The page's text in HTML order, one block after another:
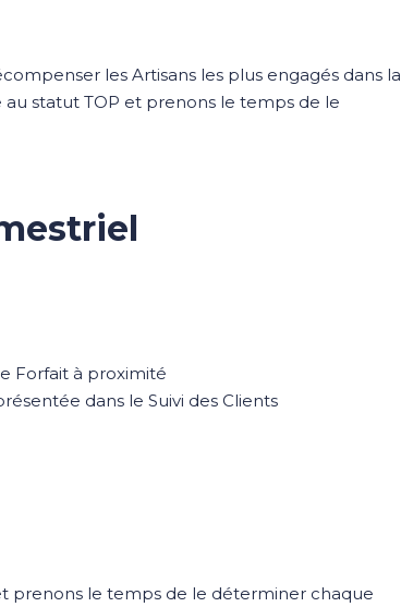
les Artisans les plus engagés dans la
statut TOP et prenons le temps de le
Forfait à proximité
dans le Suivi des Clients
prenons le temps de le déterminer chaque